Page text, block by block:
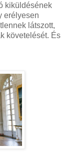
kiküldésének
erélyesen
látszott,
követelését. És